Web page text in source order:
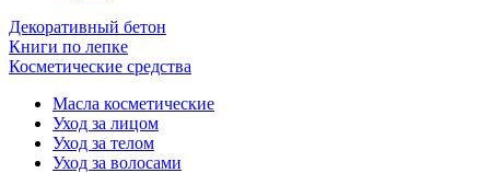
Декоративный бетон
Книги по лепке
Косметические средства
Масла косметические
Уход за лицом
Уход за телом
Уход за волосами